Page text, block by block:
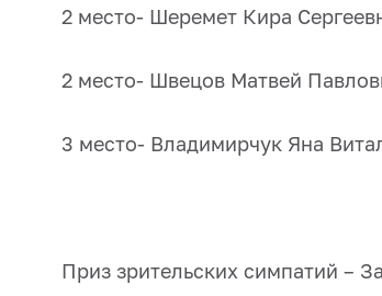
2 место- Шеремет Кира
2 место- Швецов Матвей
3 место- Владимирчук Яна
Приз зрительских симпатий –